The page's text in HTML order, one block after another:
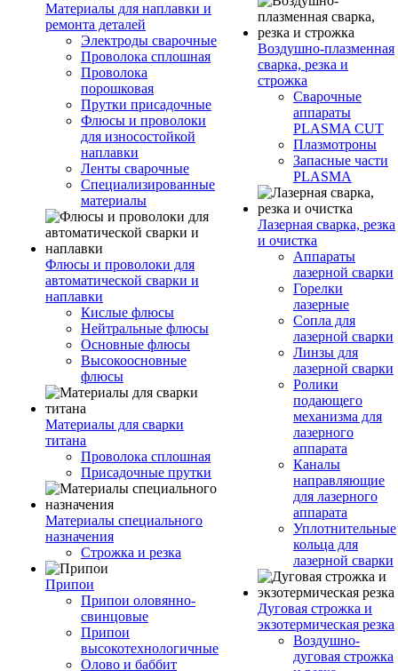
Материалы для наплавки и
ремонта деталей
Электроды сварочные
Проволока сплошная
Проволока
порошковая
Прутки присадочные
Флюсы и проволоки
для износостойкой
наплавки
Ленты сварочные
Специализированные
материалы
Флюсы и проволоки для
автоматической сварки и
наплавки
Кислые флюсы
Нейтральные флюсы
Основные флюсы
Высокоосновные
флюсы
Материалы для сварки
титана
Проволока сплошная
Присадочные прутки
Материалы специального
назначения
Строжка и резка
Припои
Припои оловянно-
свинцовые
Припои
высокотехнологичные
Олово и баббит
Воздушно-плазменная
сварка, резка и
строжка
Сварочные
аппараты
PLASMA CUT
Плазмотроны
Запасные части
PLASMA
Лазерная сварка, резка
и очистка
Аппараты
лазерной сварки
Горелки
лазерные
Сопла для
лазерной сварки
Линзы для
лазерной сварки
Ролики
подающего
механизма для
лазерного
аппарата
Каналы
направляющие
для лазерного
аппарата
Уплотнительные
кольца для
лазерной сварки
Дуговая строжка и
экзотермическая резка
Воздушно-
дуговая строжка